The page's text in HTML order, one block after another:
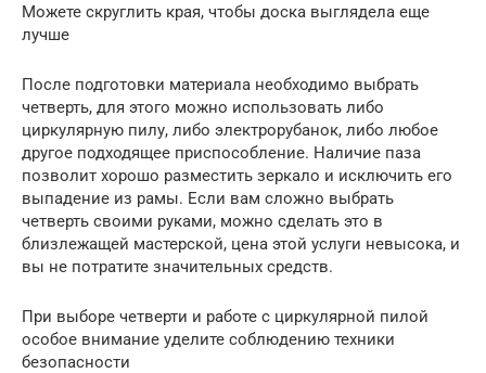
Можете скруглить края, чтобы доска выглядела еще
лучше
После подготовки материала необходимо выбрать
четверть, для этого можно использовать либо
циркулярную пилу, либо электрорубанок, либо любое
другое подходящее приспособление. Наличие паза
позволит хорошо разместить зеркало и исключить его
выпадение из рамы. Если вам сложно выбрать
четверть своими руками, можно сделать это в
близлежащей мастерской, цена этой услуги невысока, и
вы не потратите значительных средств.
При выборе четверти и работе с циркулярной пилой
особое внимание уделите соблюдению техники
безопасности